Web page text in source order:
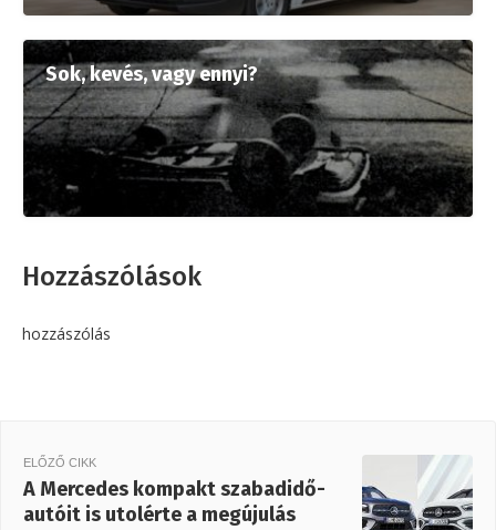
Sok, kevés, vagy ennyi?
Hozzászólások
hozzászólás
ELŐZŐ CIKK
A Mercedes kompakt szabadidő-
autóit is utolérte a megújulás